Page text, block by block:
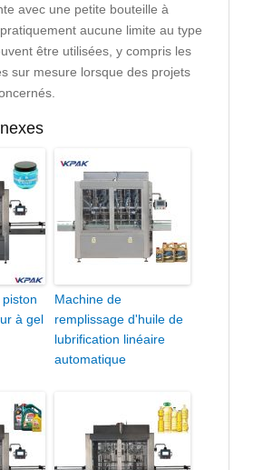
avec une petite bouteille à
aucune limite au type
être utilisées, y compris les
sur mesure lorsque des projets
à gel
Machine de
remplissage d'huile de
lubrification linéaire
automatique